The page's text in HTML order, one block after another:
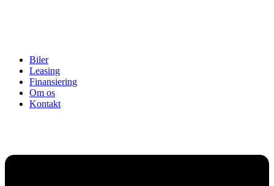
Biler
Leasing
Finansiering
Om os
Kontakt